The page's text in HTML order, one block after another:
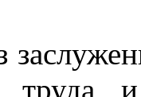
труда